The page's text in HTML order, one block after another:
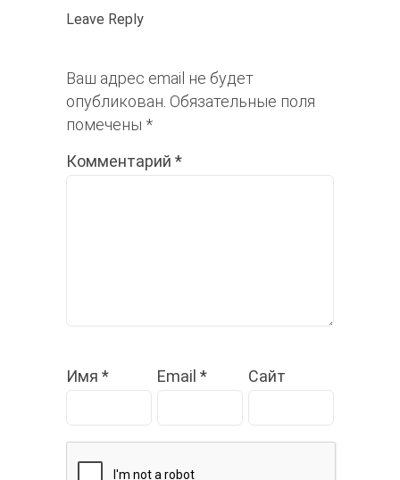
Leave Reply
Ваш адрес email не будет
опубликован. Обязательные поля
помечены *
Комментарий *
Имя * Email * Сайт